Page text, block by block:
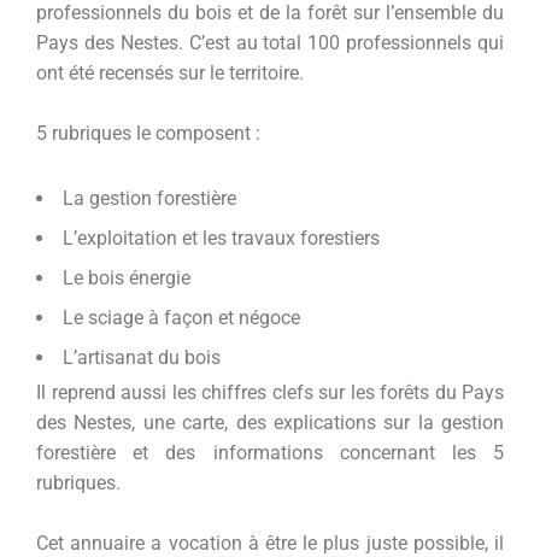
professionnels du bois et de la forêt sur l’ensemble du
Pays des Nestes. C’est au total 100 professionnels qui
ont été recensés sur le territoire.
5 rubriques le composent :
La gestion forestière
L’exploitation et les travaux forestiers
Le bois énergie
Le sciage à façon et négoce
L’artisanat du bois
Il reprend aussi les chiffres clefs sur les forêts du Pays
des Nestes, une carte, des explications sur la gestion
forestière et des informations concernant les 5
rubriques.
Cet annuaire a vocation à être le plus juste possible, il